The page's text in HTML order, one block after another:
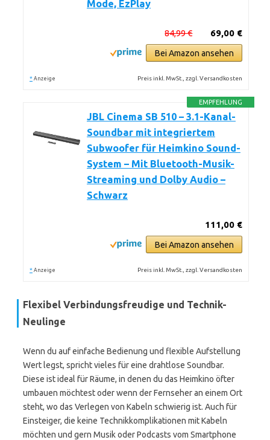
Mode, EzPlay
69,00 €
84,99 €
Bei Amazon ansehen
* Anzeige Preis inkl. MwSt., zzgl. Versandkosten
EMPFEHLUNG
JBL Cinema SB 510 – 3.1-Kanal-
Soundbar mit integriertem
Subwoofer für Heimkino Sound-
System – Mit Bluetooth-Musik-
Streaming und Dolby Audio –
Schwarz
111,00 €
Bei Amazon ansehen
* Anzeige Preis inkl. MwSt., zzgl. Versandkosten
Flexibel Verbindungsfreudige und Technik-
Neulinge
Wenn du auf einfache Bedienung und flexible Aufstellung
Wert legst, spricht vieles für eine drahtlose Soundbar.
Diese ist ideal für Räume, in denen du das Heimkino öfter
umbauen möchtest oder wenn der Fernseher an einem Ort
steht, wo das Verlegen von Kabeln schwierig ist. Auch für
Einsteiger, die keine Technikkomplikationen mit Kabeln
möchten und gern Musik oder Podcasts vom Smartphone